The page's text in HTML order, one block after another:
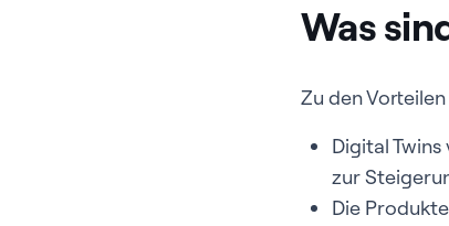
Was
Zu den
Digital
zur
Die